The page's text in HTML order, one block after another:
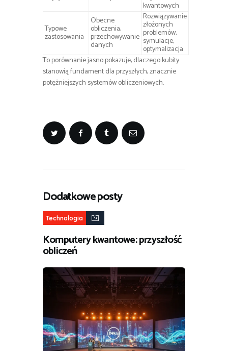
kwantowych
Typowe
zastosowania
Obecne
obliczenia,
przechowywanie
danych
Rozwiązywanie
złożonych
problemów,
symulacje,
optymalizacja
To porównanie jasno pokazuje, dlaczego kubity
stanowią fundament dla przyszłych, znacznie
potężniejszych systemów obliczeniowych.
Dodatkowe posty
Technologia
Komputery kwantowe: przyszłość
obliczeń